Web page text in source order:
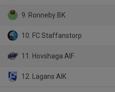
9. Ronneby BK
10. FC Staffanstorp
11. Hovshaga AIF
12. Lagans AIK